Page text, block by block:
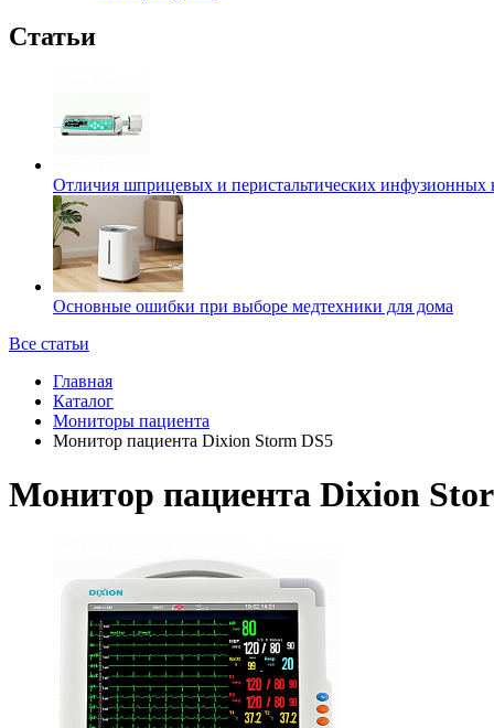
Статьи
Отличия шприцевых и перистальтических инфузионных
Основные ошибки при выборе медтехники для дома
Все статьи
Главная
Каталог
Мониторы пациента
Монитор пациента Dixion Storm DS5
Монитор пациента Dixion